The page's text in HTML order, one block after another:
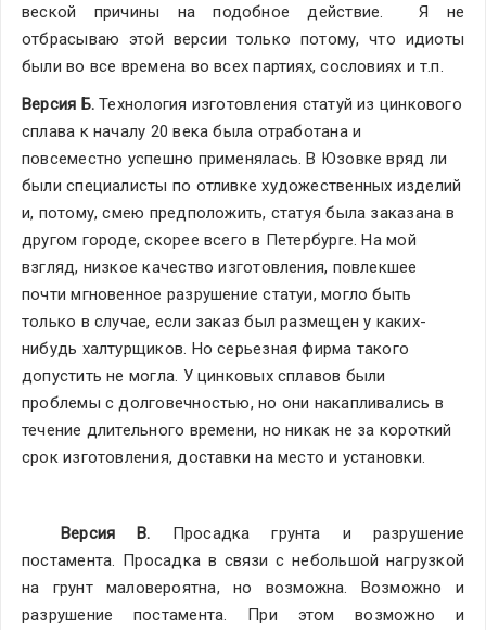
веской причины на подобное действие.
Я не
отбрасываю этой версии только потому, что идиоты
были во все времена во всех партиях, сословиях и т.п.
Версия Б. Технология изготовления статуй из цинкового
сплава к началу 20 века была отработана и
повсеместно успешно применялась. В Юзовке вряд ли
были специалисты по отливке художественных изделий
и, потому, смею предположить, статуя была заказана в
другом городе, скорее всего в Петербурге. На мой
взгляд, низкое качество изготовления, повлекшее
почти мгновенное разрушение статуи, могло быть
только в случае, если заказ был размещен у каких-
нибудь халтурщиков. Но серьезная фирма такого
допустить не могла. У цинковых сплавов были
проблемы с долговечностью, но они накапливались в
течение длительного времени, но никак не за короткий
срок изготовления, доставки на место и установки.
Версия В. Просадка грунта и разрушение
постамента. Просадка в связи с небольшой нагрузкой
на грунт маловероятна, но возможна. Возможно и
разрушение постамента. При этом возможно и